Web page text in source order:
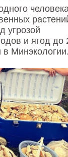
угрозой
и ягод до
в